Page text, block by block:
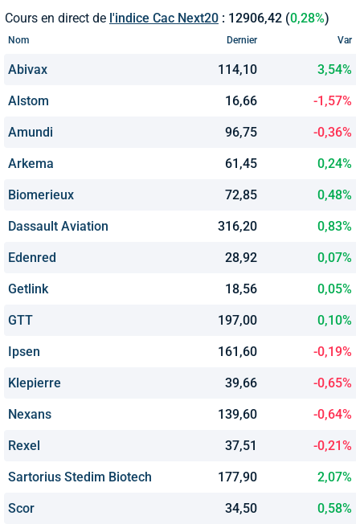
Cours en direct de l'indice Cac Next20 : 12906,42 (0,28%)
Nom Dernier Var
Abivax 114,10 3,54%
Alstom 16,66 -1,57%
Amundi 96,75 -0,36%
Arkema 61,45 0,24%
Biomerieux 72,85 0,48%
Dassault Aviation 316,20 0,83%
Edenred 28,92 0,07%
Getlink 18,56 0,05%
GTT 197,00 0,10%
Ipsen 161,60 -0,19%
Klepierre 39,66 -0,65%
Nexans 139,60 -0,64%
Rexel 37,51 -0,21%
Sartorius Stedim Biotech 177,90 2,07%
Scor 34,50 0,58%